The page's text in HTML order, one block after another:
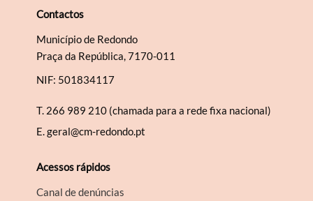
Contactos
Município de Redondo
Praça da República, 7170-011
NIF: 501834117
T. 266 989 210 (chamada para a rede fixa nacional)
E.geral@cm-redondo.pt
Acessos rápidos
Canal de denúncias